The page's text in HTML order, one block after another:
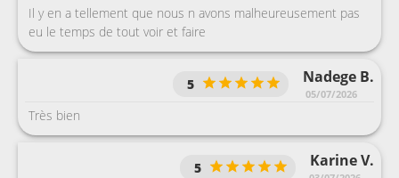
Il y en a tellement que nous n avons malheureusement pas
eu le temps de tout voir et faire
Nadege B.
05/07/2026
5
Très bien
Karine V.
5